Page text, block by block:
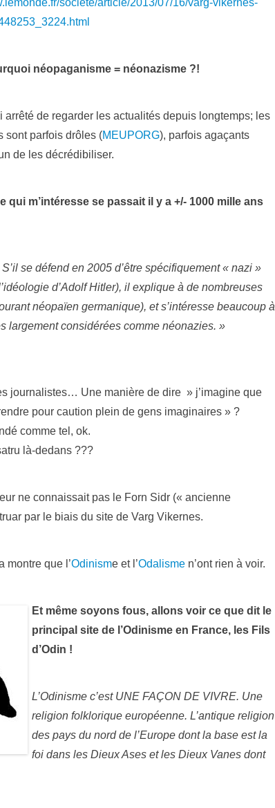
societe/article/2013/07/16/varg-vikernes-
néopaganisme = néonazisme ?!
arrêté de regarder les actualités depuis longtemps; les
sont parfois drôles (MEUPORG), parfois agaçants
de les décrédibiliser.
qui m’intéresse se passait il y a +/- 1000 mille ans
S’il se défend en 2005 d’être spécifiquement « nazi »
d’Adolf Hitler), il explique à de nombreuses
néopaïen germanique), et s’intéresse beaucoup à
largement considérées comme néonazies. »
journalistes… Une manière de dire » j’imagine que
pour caution plein de gens imaginaires » ?
comme tel, ok.
là-dedans ???
ne connaissait pas le Forn Sidr (« ancienne
par le biais du site de Varg Vikernes.
montre que l’Odinisme et l’Odalisme n’ont rien à voir.
Et même soyons fous, allons voir ce que dit le
principal site de l’Odinisme en France, les Fils
d’Odin !
L’Odinisme c’est UNE FAÇON DE VIVRE. Une
religion folklorique européenne. L’antique religion
des pays du nord de l’Europe dont la base est la
foi dans les Dieux Ases et les Dieux Vanes dont